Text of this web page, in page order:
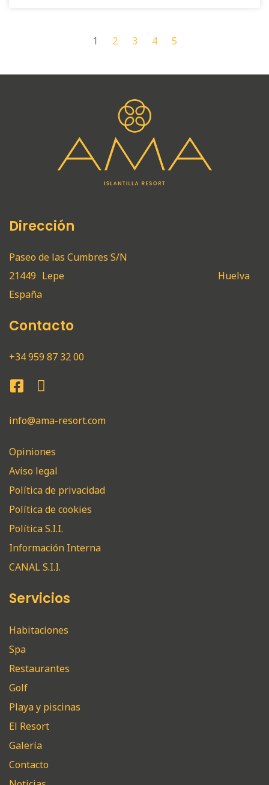
1 2 3 4 5
Dirección
Paseo de las Cumbres S/N
21449 Lepe
Huelva
España
Contacto
+34 959 87 32 00
info@ama-resort.com
Opiniones
Aviso legal
Política de privacidad
Política de cookies
Política S.I.I.
Información Interna
CANAL S.I.I.
Servicios
Habitaciones
Spa
Restaurantes
Golf
Playa y piscinas
El Resort
Galería
Contacto